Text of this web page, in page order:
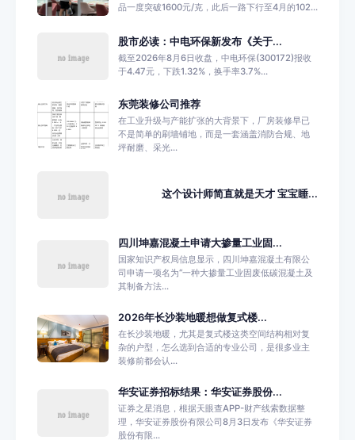
品一度突破1600元/克，此后一路下行至4月的102...
股市必读：中电环保新发布《关于...
截至2026年8月6日收盘，中电环保(300172)报收
于4.47元，下跌1.32%，换手率3.7%...
东莞装修公司推荐
在工业升级与产能扩张的大背景下，厂房装修早已
不是简单的刷墙铺地，而是一套涵盖消防合规、地
坪耐磨、采光...
这个设计师简直就是天才 宝宝睡...
四川坤嘉混凝土申请大掺量工业固...
国家知识产权局信息显示，四川坤嘉混凝土有限公
司申请一项名为“一种大掺量工业固废低碳混凝土及
其制备方法...
2026年长沙装地暖想做复式楼...
在长沙装地暖，尤其是复式楼这类空间结构相对复
杂的户型，怎么选到合适的专业公司，是很多业主
装修前都会认...
华安证券招标结果：华安证券股份...
证券之星消息，根据天眼查APP-财产线索数据整
理，华安证券股份有限公司8月3日发布《华安证券
股份有限...